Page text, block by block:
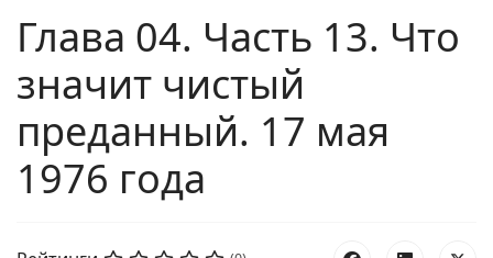
Глава 04. Часть 13. Что
значит чистый
преданный. 17 мая
1976 года